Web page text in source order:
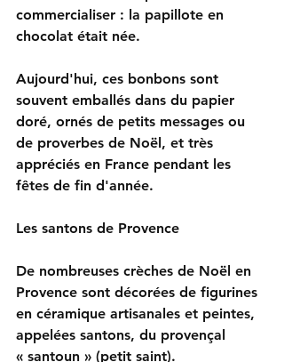
commercialiser : la papillote en
chocolat était née.
Aujourd'hui, ces bonbons sont
souvent emballés dans du papier
doré, ornés de petits messages ou
de proverbes de Noël, et très
appréciés en France pendant les
fêtes de fin d'année.
Les santons de Provence
De nombreuses crèches de Noël en
Provence sont décorées de figurines
en céramique artisanales et peintes,
appelées santons, du provençal
« santoun » (petit saint).